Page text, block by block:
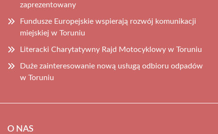
zaprezentowany
Fundusze Europejskie wspierają rozwój komunikacji
miejskiej w Toruniu
Literacki Charytatywny Rajd Motocyklowy w Toruniu
Duże zainteresowanie nową usługą odbioru odpadów
w Toruniu
O NAS